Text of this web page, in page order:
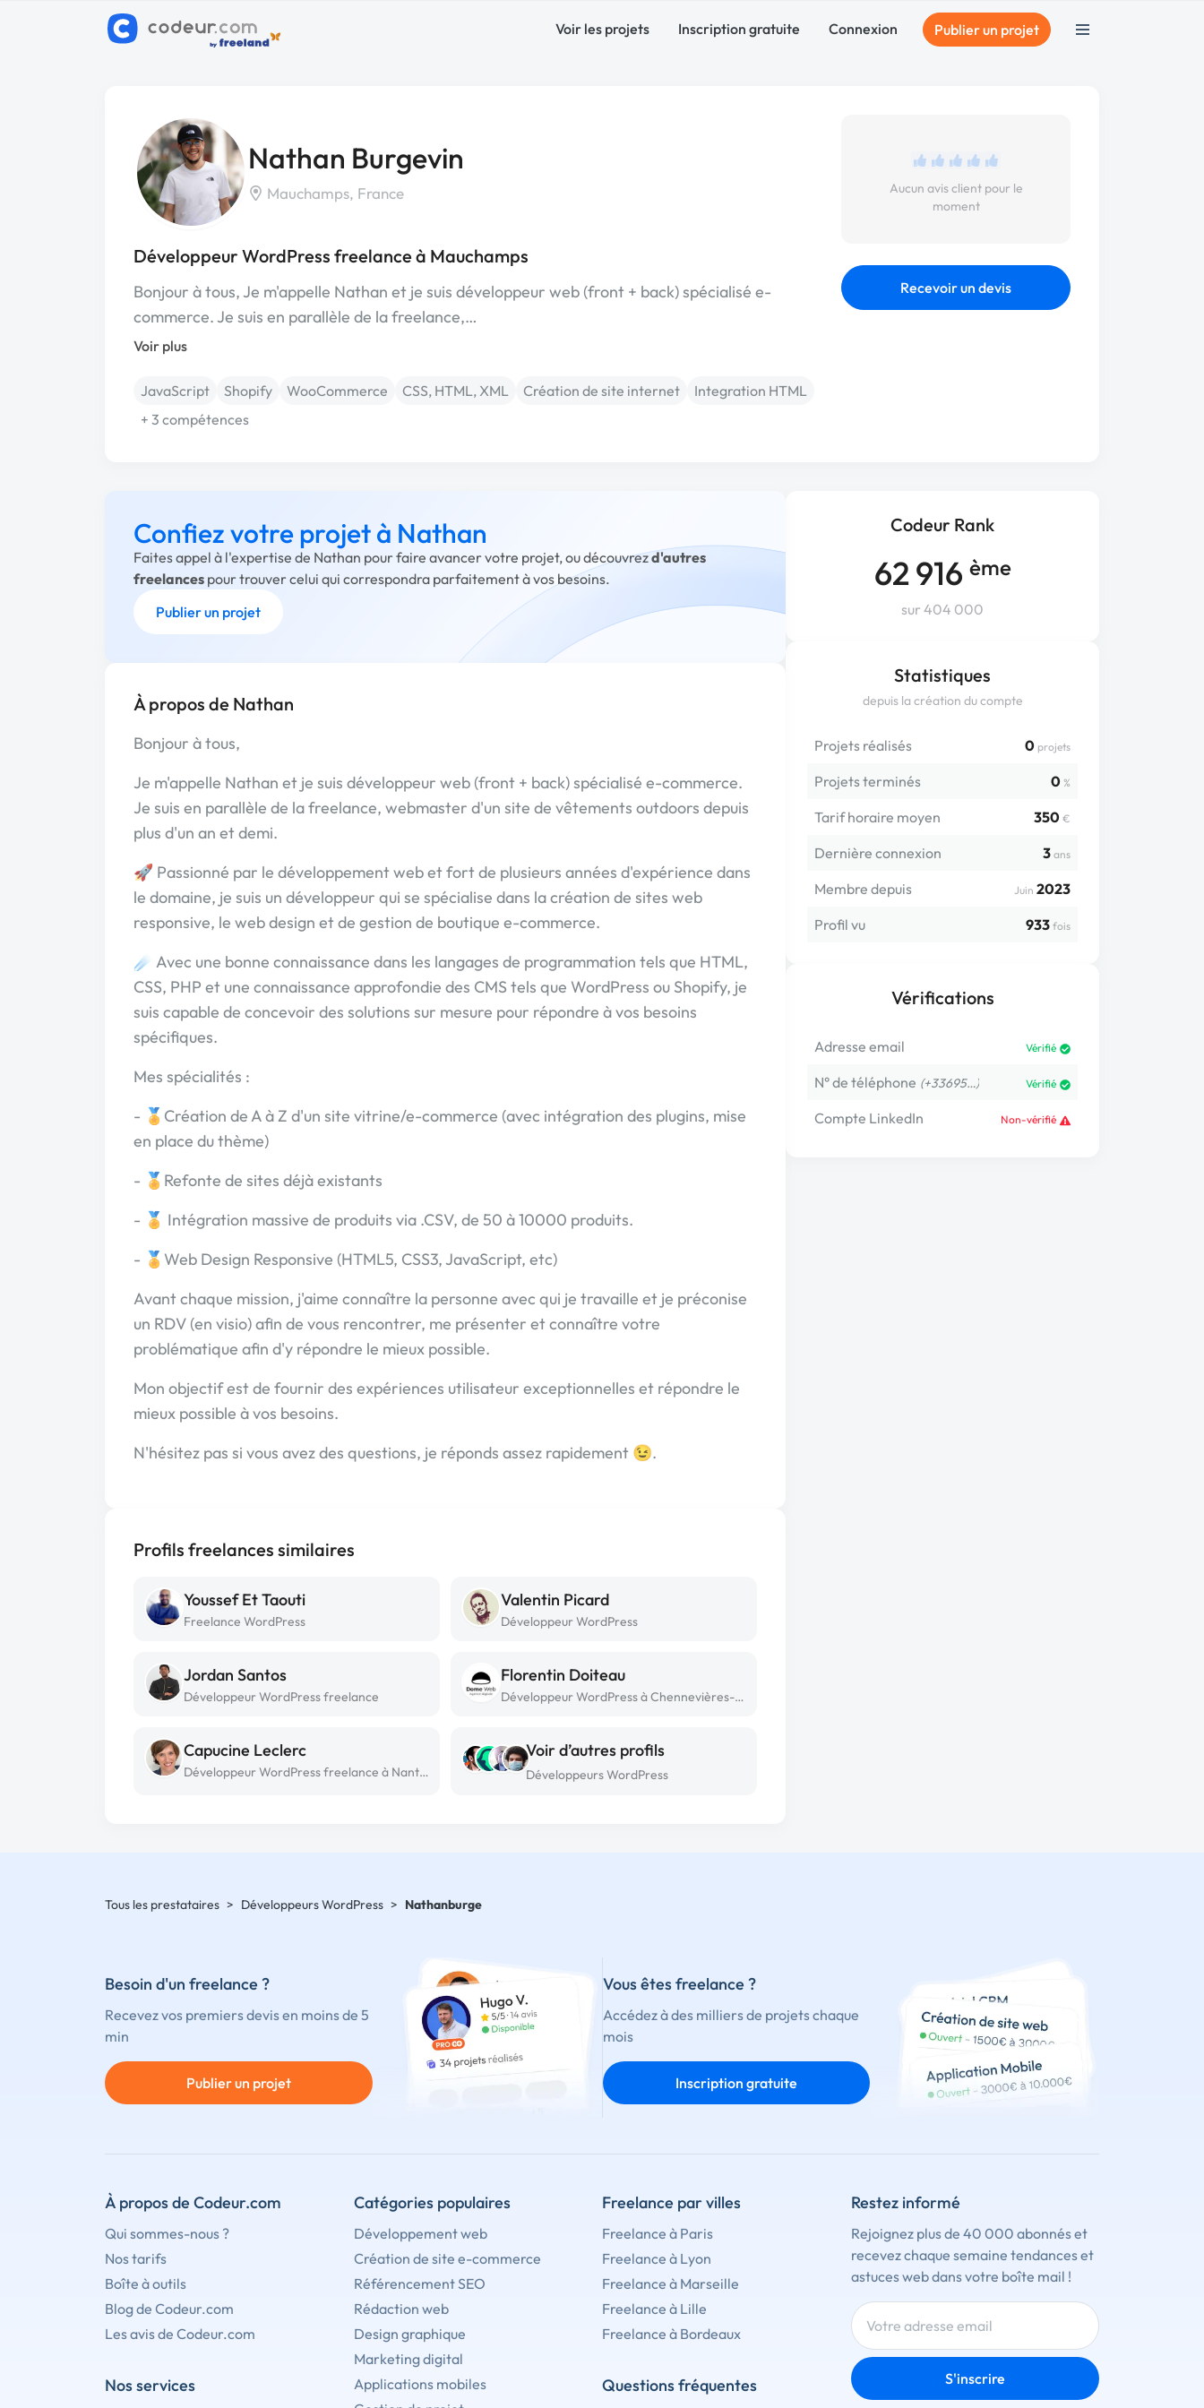
Voir les projets Inscription gratuite Connexion Publier un projet
Nathan Burgevin
Mauchamps, France
Développeur WordPress freelance à Mauchamps
Bonjour à tous, Je m'appelle Nathan et je suis développeur web (front + back) spécialisé e-
commerce. Je suis en parallèle de la freelance,…
Voir plus
JavaScript Shopify WooCommerce CSS, HTML, XML Création de site internet
Integration HTML
+ 3 compétences
Aucun avis client pour le
moment
Recevoir un devis
Codeur Rank
62 916 ème
sur 404 000
Statistiques
depuis la création du compte
Projets réalisés 0 projets
Projets terminés 0 %
Tarif horaire moyen 350 €
Dernière connexion 3 ans
Membre depuis Juin 2023
Profil vu
933 fois
Vérifications
Adresse email Vérifié
N° de téléphone (+33695…) Vérifié
Compte LinkedIn Non-vérifié
Confiez votre projet à Nathan
Faites appel à l'expertise de Nathan pour faire avancer votre projet, ou découvrezd'autres
freelances pour trouver celui qui correspondra parfaitement à vos besoins.
Publier un projet
À propos de Nathan
Bonjour à tous,
Je m'appelle Nathan et je suis développeur web (front + back) spécialisé e-commerce.
Je suis en parallèle de la freelance, webmaster d'un site de vêtements outdoors depuis
plus d'un an et demi.
🚀 Passionné par le développement web et fort de plusieurs années d'expérience dans
le domaine, je suis un développeur qui se spécialise dans la création de sites web
responsive, le web design et de gestion de boutique e-commerce.
☄️ Avec une bonne connaissance dans les langages de programmation tels que HTML,
CSS, PHP et une connaissance approfondie des CMS tels que WordPress ou Shopify, je
suis capable de concevoir des solutions sur mesure pour répondre à vos besoins
spécifiques.
Mes spécialités :
- 🏅Création de A à Z d'un site vitrine/e-commerce (avec intégration des plugins, mise
en place du thème)
- 🏅Refonte de sites déjà existants
- 🏅 Intégration massive de produits via .CSV, de 50 à 10000 produits.
- 🏅Web Design Responsive (HTML5, CSS3, JavaScript, etc)
Avant chaque mission, j'aime connaître la personne avec qui je travaille et je préconise
un RDV (en visio) afin de vous rencontrer, me présenter et connaître votre
problématique afin d'y répondre le mieux possible.
Mon objectif est de fournir des expériences utilisateur exceptionnelles et répondre le
mieux possible à vos besoins.
N'hésitez pas si vous avez des questions, je réponds assez rapidement 😉.
Profils freelances similaires
Youssef Et Taouti
Freelance WordPress
Valentin Picard
Développeur WordPress
Jordan Santos
Développeur WordPress freelance
Florentin Doiteau
Développeur WordPress à Chennevières-sur-marne
Capucine Leclerc
Développeur WordPress freelance à Nantes
Voir d’autres profils
Développeurs WordPress
Tous les prestataires > Développeurs WordPress > Nathanburge
Besoin d'un freelance ?
Recevez vos premiers devis en moins de 5
min
Publier un projet
Vous êtes freelance ?
Accédez à des milliers de projets chaque
mois
Inscription gratuite
À propos de Codeur.com
Qui sommes-nous ?
Nos tarifs
Boîte à outils
Blog de Codeur.com
Les avis de Codeur.com
Nos services
Catégories populaires
Développement web
Création de site e-commerce
Référencement SEO
Rédaction web
Design graphique
Marketing digital
Applications mobiles
Freelance par villes
Freelance à Paris
Freelance à Lyon
Freelance à Marseille
Freelance à Lille
Freelance à Bordeaux
Questions fréquentes
Restez informé
Rejoignez plus de 40 000 abonnés et
recevez chaque semaine tendances et
astuces web dans votre boîte mail !
S'inscrire